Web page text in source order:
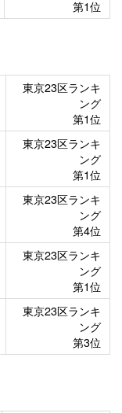
第1位
東京23区ランキ
ング
第1位
東京23区ランキ
ング
第1位
東京23区ランキ
ング
第4位
東京23区ランキ
ング
第1位
東京23区ランキ
ング
第3位